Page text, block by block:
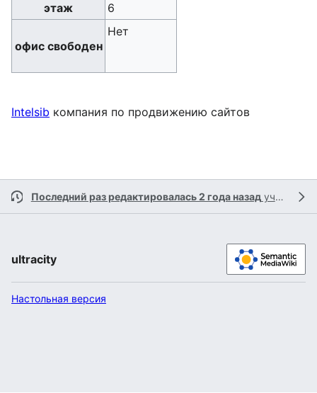
этаж
6
офис свободен
Нет
Intelsib компания по продвижению сайтов
Последний раз редактировалась 2 года назадучастником
ultracity
Настольная версия